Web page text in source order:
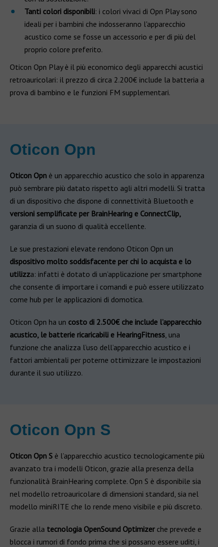
Tanti colori disponibili: i colori vivaci di Opn Play sono
ideali per i bambini che indosseranno l'apparecchio
acustico come se fosse un accessorio e per di più del
proprio colore preferito.
Oticon Opn Play è il più economico degli apparecchi acustici
retroauricolari: il prezzo di circa 2.200€ include la batteria a
prova di bambino e le funzioni FM supplementari.
Oticon Opn
Oticon Opn è un apparecchio acustico che solo in apparenza
può sembrare più datato rispetto agli altri modelli. Si tratta
di un dispositivo che dispone di connettività Bluetooth e
versioni semplificate per BrainHearing e ConnectClip,
garanzia di un suono di qualità eccellente.
Le sue prestazioni elevate rendono Oticon Opn un
dispositivo molto soddisfacente per chi lo acquista e lo
utilizza: infatti è dotato di un’applicazione per smartphone
che consente di importare i comandi e può essere utilizzato
come hub per le applicazioni di domotica.
Oticon Opn ha un costo di 2.500€ che include l’apparecchio
acustico, le batterie ricaricabili e HearingFitness , una
funzione che analizza l’uso dell’apparecchio acustico e i
fattori ambientali per poterne ottimizzare le impostazioni
durante il suo utilizzo.
Oticon Opn S
Oticon Opn S è l’apparecchio acustico tecnologicamente più
avanzato tra i modelli Oticon, grazie alla presenza della
funzionalità BrainHearing complete. Opn S è disponibile sia
nel modello retroauricolare di dimensioni standard, sia nel
modello miniRITE che lo rende meno visibile e più discreto.
Grazie alla tecnologia OpenSound Optimizer che prevede e
blocca i rumori di fondo prima che si possano essere uditi, i